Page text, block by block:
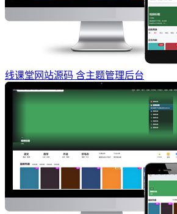
线课堂网站源码 含主题管理后台